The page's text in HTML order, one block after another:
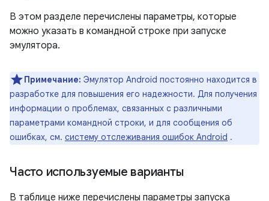
В этом разделе перечислены параметры, которые
можно указать в командной строке при запуске
эмулятора.
Примечание: Эмулятор Android постоянно находится в
разработке для повышения его надежности. Для получения
информации о проблемах, связанных с различными
параметрами командной строки, и для сообщения об
ошибках, см. систему отслеживания ошибок Android .
Часто используемые варианты
В таблице ниже перечислены параметры запуска